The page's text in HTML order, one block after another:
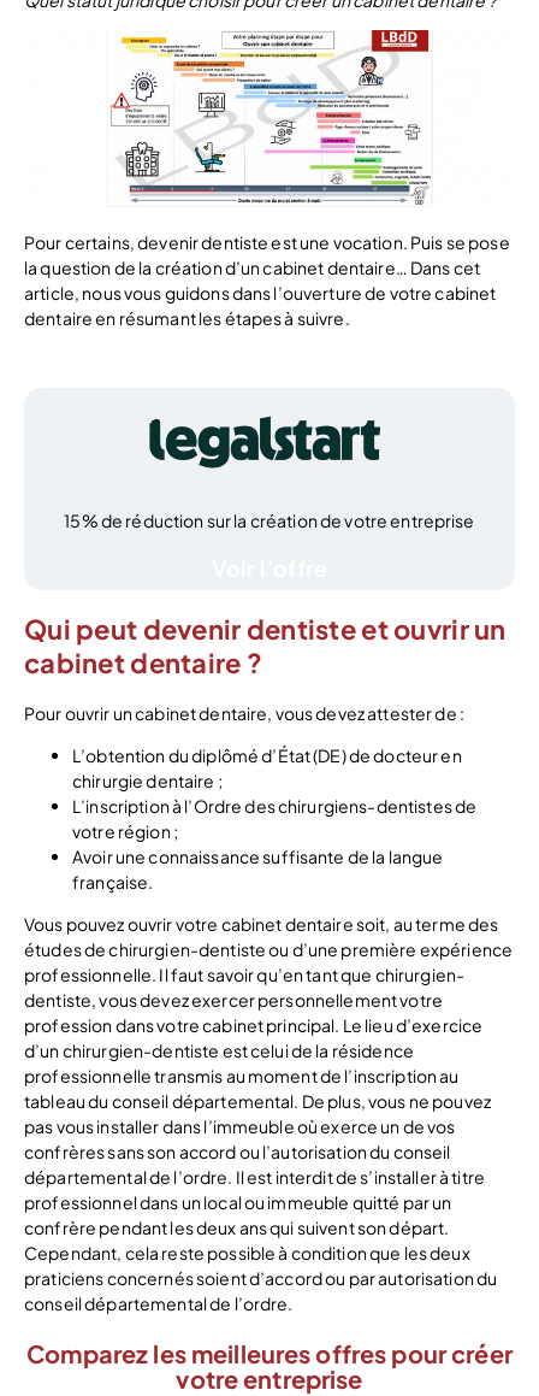
Pour certains, devenir dentiste est une vocation. Puis se pose
la question de la création d’un cabinet dentaire… Dans cet
article, nous vous guidons dans l’ouverture de votre cabinet
dentaire en résumant les étapes à suivre.
15% de réduction sur la création de votre entreprise
Qui peut devenir dentiste et ouvrir un
cabinet dentaire ?
Pour ouvrir un cabinet dentaire, vous devez attester de :
L’obtention du diplômé d’État (DE) de docteur en
chirurgie dentaire ;
L’inscription à l’Ordre des chirurgiens-dentistes de
votre région ;
Avoir une connaissance suffisante de la langue
française.
Vous pouvez ouvrir votre cabinet dentaire soit, au terme des
études de chirurgien-dentiste ou d’une première expérience
professionnelle. Il faut savoir qu’en tant que chirurgien-
dentiste, vous devez exercer personnellement votre
profession dans votre cabinet principal. Le lieu d’exercice
d’un chirurgien-dentiste est celui de la résidence
professionnelle transmis au moment de l’inscription au
tableau du conseil départemental. De plus, vous ne pouvez
pas vous installer dans l’immeuble où exerce un de vos
confrères sans son accord ou l’autorisation du conseil
départemental de l’ordre. Il est interdit de s’installer à titre
professionnel dans un local ou immeuble quitté par un
confrère pendant les deux ans qui suivent son départ.
Cependant, cela reste possible à condition que les deux
praticiens concernés soient d’accord ou par autorisation du
conseil départemental de l’ordre.
Comparez les meilleures offres pour créer
votre entreprise